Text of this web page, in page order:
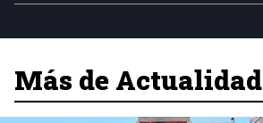
Más de Actualidad